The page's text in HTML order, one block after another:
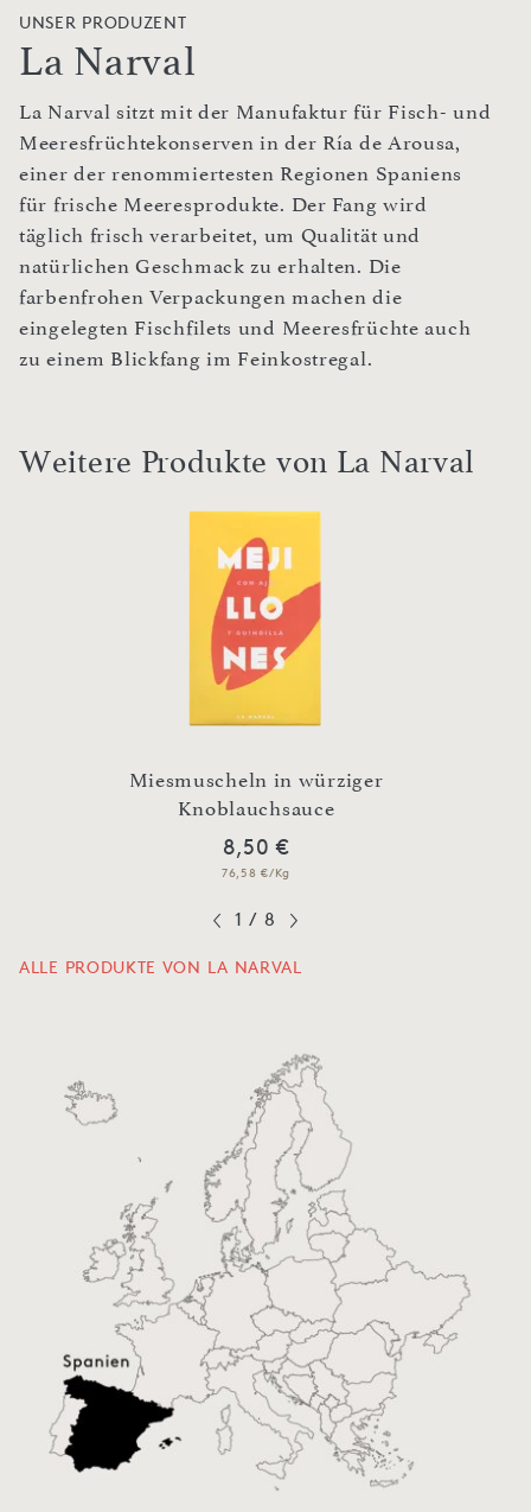
UNSER PRODUZENT
La Narval
La Narval sitzt mit der Manufaktur für Fisch- und
Meeresfrüchtekonserven in der Ría de Arousa,
einer der renommiertesten Regionen Spaniens
für frische Meeresprodukte. Der Fang wird
täglich frisch verarbeitet, um Qualität und
natürlichen Geschmack zu erhalten. Die
farbenfrohen Verpackungen machen die
eingelegten Fischfilets und Meeresfrüchte auch
zu einem Blickfang im Feinkostregal.
Weitere Produkte von La Narval
Miesmuscheln in würziger
Knoblauchsauce
8,50 €
76,58 €/Kg
1 / 8
ALLE PRODUKTE VON LA NARVAL